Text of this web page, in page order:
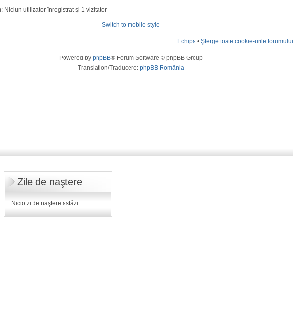
Niciun utilizator înregistrat şi 1 vizitator
Switch to mobile style
Echipa •Şterge toate cookie-urile forumului
Powered by phpBB® Forum Software © phpBB Group
Translation/Traducere: phpBB România
Zile de naştere
Nicio zi de naştere astăzi